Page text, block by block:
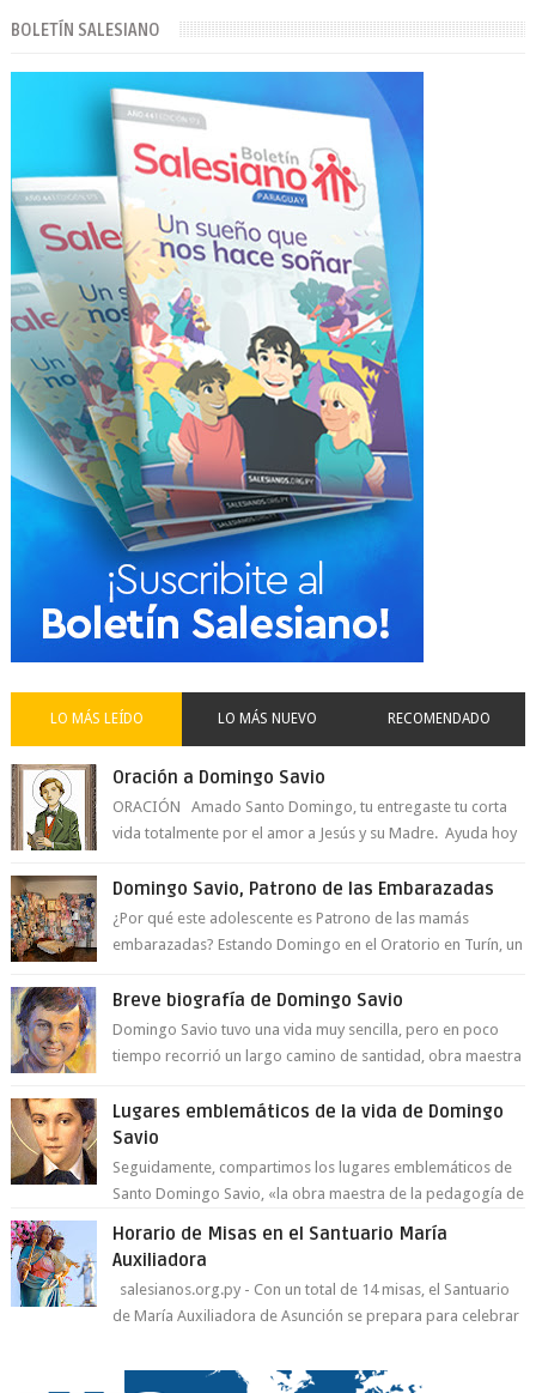
BOLETÍN SALESIANO
LO MÁS LEÍDO LO MÁS NUEVO RECOMENDADO
Oración a Domingo Savio
ORACIÓN Amado Santo Domingo, tu entregaste tu corta
vida totalmente por el amor a Jesús y su Madre. Ayuda hoy
Domingo Savio, Patrono de las Embarazadas
¿Por qué este adolescente es Patrono de las mamás
embarazadas? Estando Domingo en el Oratorio en Turín, un
Breve biografía de Domingo Savio
Domingo Savio tuvo una vida muy sencilla, pero en poco
tiempo recorrió un largo camino de santidad, obra maestra
Lugares emblemáticos de la vida de Domingo
Savio
Seguidamente, compartimos los lugares emblemáticos de
Santo Domingo Savio, «la obra maestra de la pedagogía de
Horario de Misas en el Santuario María
Auxiliadora
salesianos.org.py - Con un total de 14 misas, el Santuario
de María Auxiliadora de Asunción se prepara para celebrar